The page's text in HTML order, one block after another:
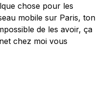
chose pour les
mobile sur Paris, ton
de les avoir, ça
chez moi vous